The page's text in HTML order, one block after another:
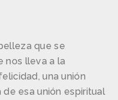
que se
nos lleva a la
una unión
esa unión espiritual